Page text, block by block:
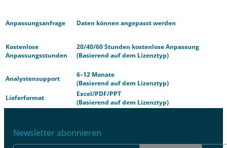
Anpassungsanfrage Daten können angepasst werden
Kostenlose
Anpassungsstunden
20/40/60 Stunden kostenlose Anpassung
(Basierend auf dem Lizenztyp)
Analystensupport
6–12 Monate
(Basierend auf dem Lizenztyp)
Lieferformat
Excel/PDF/PPT
(Basierend auf dem Lizenztyp)
Newsletter abonnieren